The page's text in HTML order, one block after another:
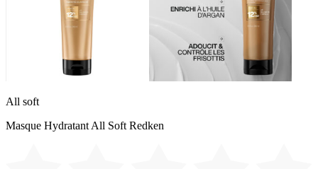
All soft
Masque Hydratant All Soft Redken